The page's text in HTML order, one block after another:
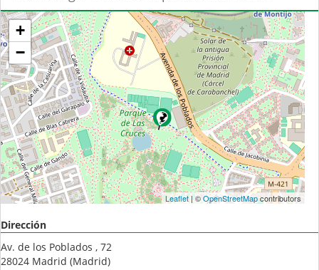
+
−
Leaflet| ©OpenStreetMapcontributors
Dirección
Av. de los Poblados , 72
28024 Madrid (Madrid)